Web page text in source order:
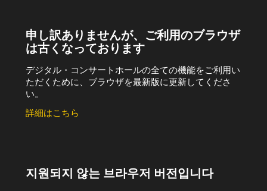
申し訳ありませんが、ご利用のブラウザ
は古くなっております
デジタル・コンサートホールの全ての機能をご利用い
ただくために、ブラウザを最新版に更新してくださ
い。
詳細はこちら
지원되지 않는 브라우저 버전입니다